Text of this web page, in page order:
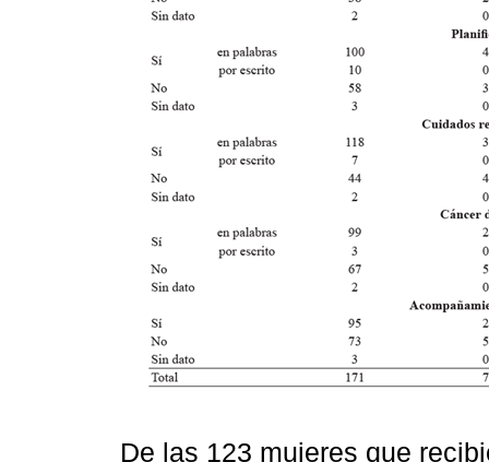
De las 123 mujeres que